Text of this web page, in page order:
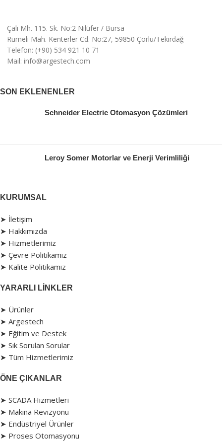
Çalı Mh. 115. Sk. No:2 Nilüfer / Bursa
Rumeli Mah. Kenterler Cd. No:27, 59850 Çorlu/Tekirdağ
Telefon: (+90) 534 921 10 71
Mail: info@argestech.com
SON EKLENENLER
Schneider Electric Otomasyon Çözümleri
Leroy Somer Motorlar ve Enerji Verimliliği
KURUMSAL
➤ İletişim
➤ Hakkımızda
➤ Hizmetlerimiz
➤ Çevre Politikamız
➤ Kalite Politikamız
YARARLI LINKLER
➤ Ürünler
➤ Argestech
➤ Eğitim ve Destek
➤ Sık Sorulan Sorular
➤ Tüm Hizmetlerimiz
ÖNE ÇIKANLAR
➤ SCADA Hizmetleri
➤ Makina Revizyonu
➤ Endüstriyel Ürünler
➤ Proses Otomasyonu